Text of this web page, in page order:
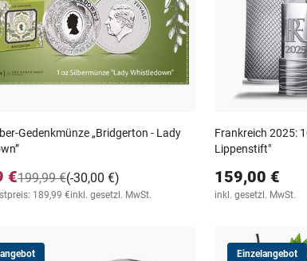
Gedenkmünze „Bridgerton - Lady
€ (-30,00 €)
199,99 €
189,99 €inkl. gesetzl. MwSt.
Frankreich 2025:
Lippenstift"
159,00 €
inkl. gesetzl. MwSt.
Einzelangebot